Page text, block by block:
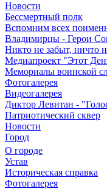
Новости
Бессмертный полк
Вспомним всех
Владимирцы - Герои
Никто не забыт, ничто
Медиапроект "Этот
Мемориалы воинской
Фотогалерея
Видеогалерея
Диктор Левитан -
Патриотический сквер
Новости
Город
О городе
Устав
Историческая справка
Фотогалерея